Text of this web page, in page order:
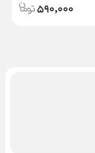
590,000